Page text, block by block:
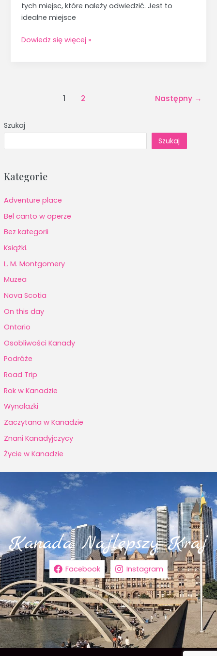
Szukaj
Szukaj
Kategorie
Adventure place
Bel canto w operze
Bez kategorii
Książki.
L. M. Montgomery
Muzea
Nova Scotia
On this day
Ontario
Osobliwości Kanady
Podróże
Road Trip
Rok w Kanadzie
Wynalazki
Zaczytana w Kanadzie
Znani Kanadyjczycy
Życie w Kanadzie
tych miejsc, które należy odwiedzić. Jest to
idealne miejsce
Dowiedz się więcej »
1 2 Następny →
Facebook Instagram